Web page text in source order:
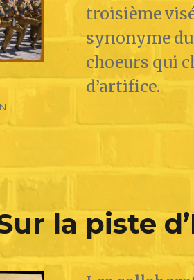
troisième
synonyme
choeurs qui
d’artifice.
Sur la piste